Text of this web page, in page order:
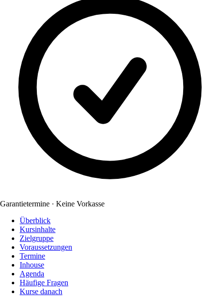
Garantietermine · Keine Vorkasse
Überblick
Kursinhalte
Zielgruppe
Voraussetzungen
Termine
Inhouse
Agenda
Häufige Fragen
Kurse danach